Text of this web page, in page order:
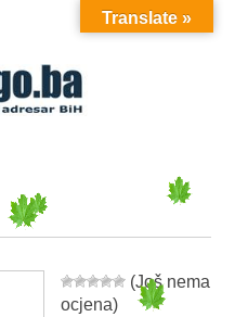
MENU
(Još nema
ocjena)
Translate »